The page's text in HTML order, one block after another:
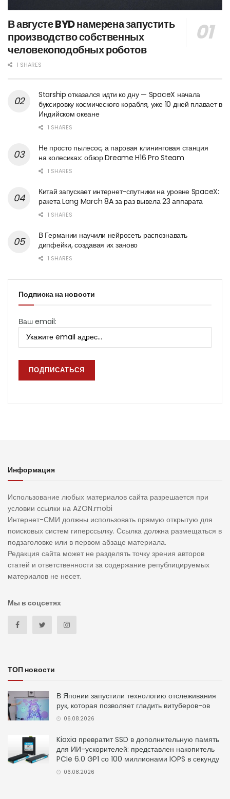
В августе BYD намерена запустить
производство собственных
человекоподобных роботов
1 SHARES
Starship отказался идти ко дну — SpaceX начала
буксировку космического корабля, уже 10 дней плавает в
Индийском океане
1 SHARES
Не просто пылесос, а паровая клининговая станция
на колесиках: обзор Dreame H16 Pro Steam
1 SHARES
Китай запускает интернет-спутники на уровне SpaceX:
ракета Long March 8A за раз вывела 23 аппарата
1 SHARES
В Германии научили нейросеть распознавать
дипфейки, создавая их заново
1 SHARES
Подписка на новости
Ваш email:
Информация
Использование любых материалов сайта разрешается при
условии ссылки на AZON.mobi
Интернет-СМИ должны использовать прямую открытую для
поисковых систем гиперссылку. Ссылка должна размещаться в
подзаголовке или в первом абзаце материала.
Редакция сайта может не разделять точку зрения авторов
статей и ответственности за содержание републицируемых
материалов не несет.
Мы в соцсетях
ТОП новости
В Японии запустили технологию отслеживания
рук, которая позволяет гладить витуберов-ов
06.08.2026
Kioxia превратит SSD в дополнительную память
для ИИ-ускорителей: представлен накопитель
PCIe 6.0 GP1 со 100 миллионами IOPS в секунду
06.08.2026